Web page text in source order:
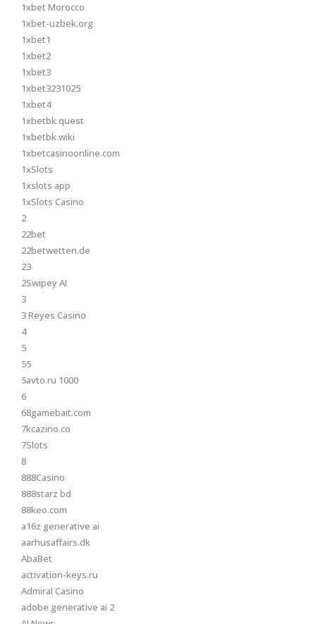
1xbet Morocco
1xbet-uzbek.org
1xbet1
1xbet2
1xbet3
1xbet3231025
1xbet4
1xbetbk.quest
1xbetbk.wiki
1xbetcasinoonline.com
1xSlots
1xslots app
1xSlots Casino
2
22bet
22betwetten.de
23
2Swipey AI
3
3 Reyes Casino
4
5
55
5avto.ru 1000
6
68gamebait.com
7kcazino.co
7Slots
8
888Casino
888starz bd
88keo.com
a16z generative ai
aarhusaffairs.dk
AbaBet
activation-keys.ru
Admiral Casino
adobe generative ai 2